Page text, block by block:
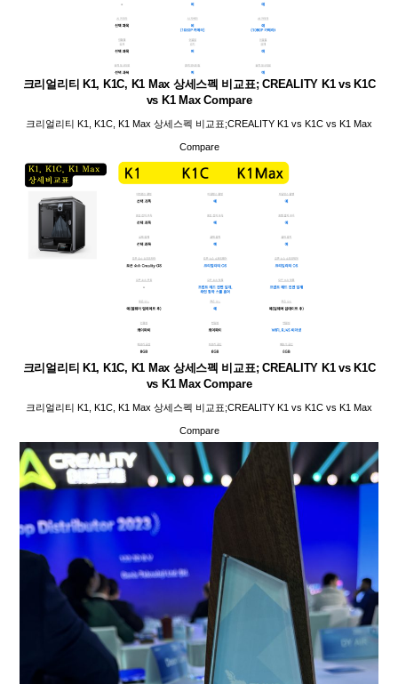
크리얼리티 K1, K1C, K1 Max 상세스펙 비교표; CREALITY K1 vs K1C
vs K1 Max Compare
크리얼리티 K1, K1C, K1 Max 상세스펙 비교표;CREALITY K1 vs K1C vs K1 Max
Compare
크리얼리티 K1, K1C, K1 Max 상세스펙 비교표; CREALITY K1 vs K1C
vs K1 Max Compare
크리얼리티 K1, K1C, K1 Max 상세스펙 비교표;CREALITY K1 vs K1C vs K1 Max
Compare